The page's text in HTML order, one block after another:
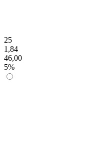
25
1,84
46,00
5%